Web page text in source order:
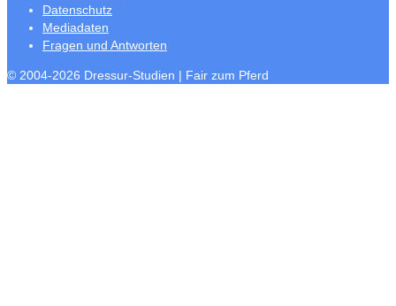
Datenschutz
Mediadaten
Fragen und Antworten
© 2004-2026 Dressur-Studien | Fair zum Pferd